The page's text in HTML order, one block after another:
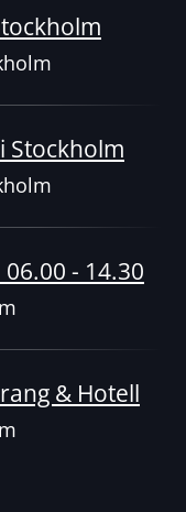
Stockholm
- 14.30
& Hotell